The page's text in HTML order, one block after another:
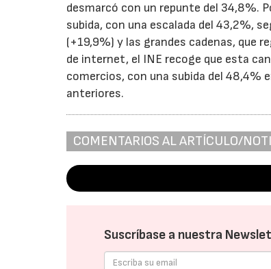
desmarcó con un repunte del 34,8%.
subida, con una escalada del 43,2%,
(+19,9%) y las grandes cadenas, que
de internet, el INE recoge que esta
comercios, con una subida del 48,4%
anteriores.
COMENTARIOS AL ARTÍCULO/
Suscríbase a nuestra